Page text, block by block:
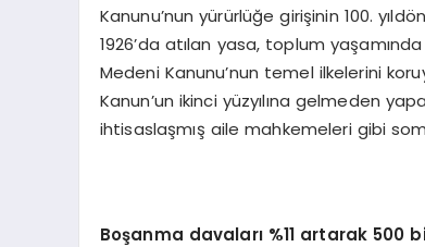
Kanunu’nun yürürlüğe girişinin 100.
1926’da atılan yasa, toplum
Medeni Kanunu’nun temel ilkelerini
Kanun’un ikinci yüzyılına gelmeden
ihtisaslaşmış aile mahkemeleri gibi
Boşanma davaları %11 artarak 500